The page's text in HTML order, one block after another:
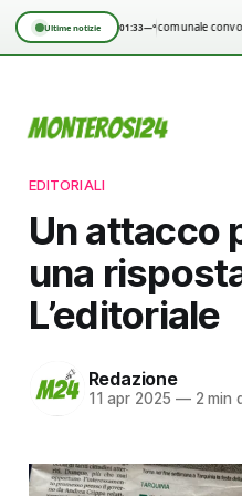
Ultime notizie 01:33—°
Consiglio comunale
EDITORIALI
Un attacco
una
L’editoriale
Redazione
11 apr 2025 —2 min